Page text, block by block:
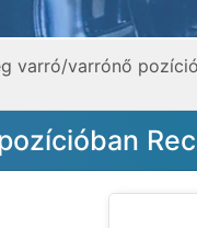
varró/varrónő